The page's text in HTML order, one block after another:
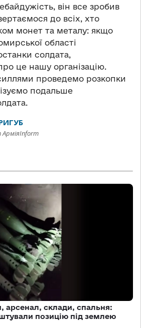
він все зробив
до всіх, хто
монет та металу: якщо
області
солдата,
це нашу організацію.
проведемо розкопки
подальше
арсенал, склади, спальня:
позицію під землею